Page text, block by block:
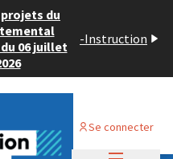
du
06 juillet
-Instruction
Se connecter